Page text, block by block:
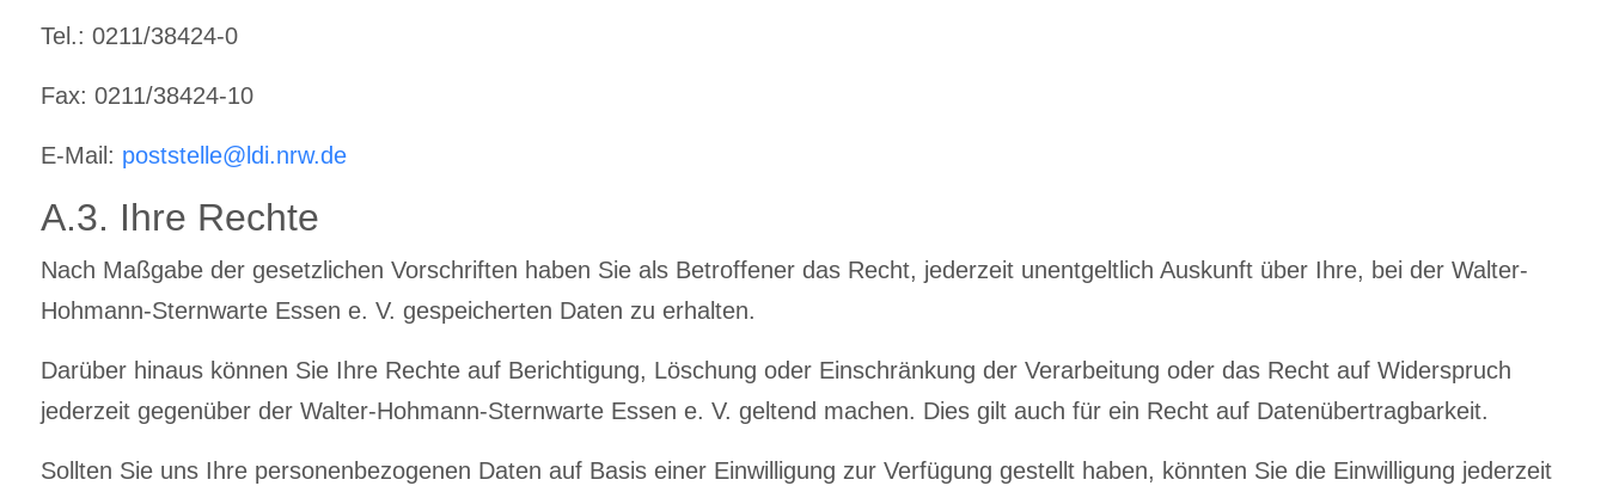
Tel.: 0211/38424-0
Fax: 0211/38424-10
E-Mail: poststelle@ldi.nrw.de
A.3. Ihre Rechte
Nach Maßgabe der gesetzlichen Vorschriften haben Sie als Betroffener das Recht, jederzeit unentgeltlich Auskunft über Ihre, bei der Walter-
Hohmann-Sternwarte Essen e. V. gespeicherten Daten zu erhalten.
Darüber hinaus können Sie Ihre Rechte auf Berichtigung, Löschung oder Einschränkung der Verarbeitung oder das Recht auf Widerspruch
jederzeit gegenüber der Walter-Hohmann-Sternwarte Essen e. V. geltend machen. Dies gilt auch für ein Recht auf Datenübertragbarkeit.
Sollten Sie uns Ihre personenbezogenen Daten auf Basis einer Einwilligung zur Verfügung gestellt haben, könnten Sie die Einwilligung jederzeit